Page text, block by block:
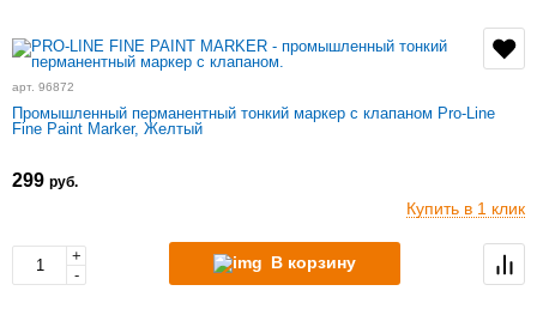
арт. 96872
Промышленный перманентный тонкий маркер с клапаном Pro-Line
Fine Paint Marker, Желтый
299 руб.
Купить в 1 клик
+
-
В корзину